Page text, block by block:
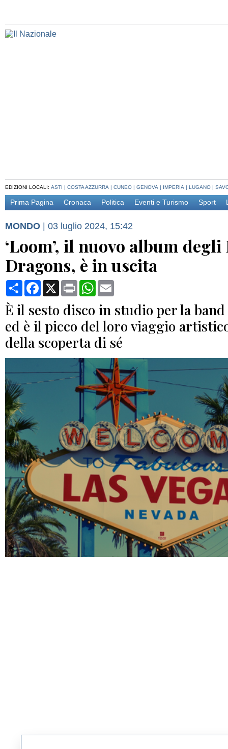
EDIZIONI LOCALI: ASTI | COSTA AZZURRA | CUNEO | GENOVA | IMPERIA | LUGANO |
Prima Pagina Cronaca Politica Eventi e Turismo Sport
MONDO | 03 luglio 2024, 15:42
‘Loom’, il nuovo album
Dragons, è in uscita
CondividiFacebook
X Print WhatsApp
È il sesto disco in studio per la band
ed è il picco del loro viaggio
della scoperta di sé